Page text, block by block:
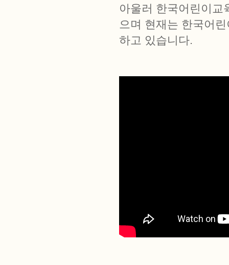
아울러 한국어린이교
으며 현재는 한국어
하고 있습니다.